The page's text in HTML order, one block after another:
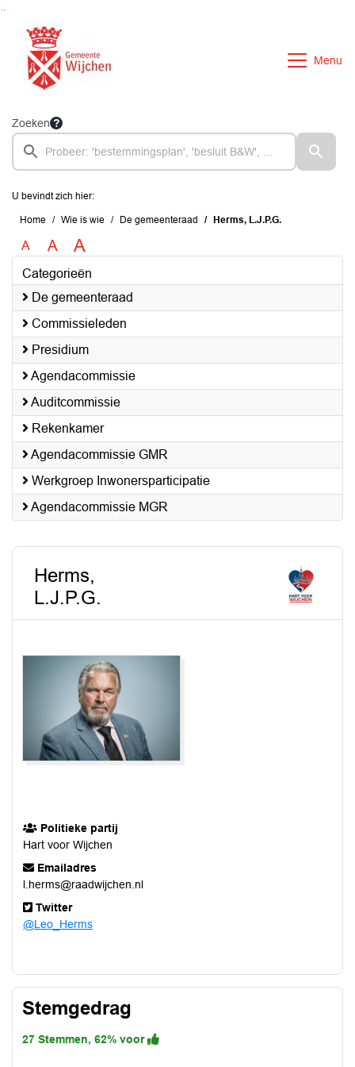
Ga naar de inhoud van deze pagina
Ga naar het zoeken
Ga naar het menu
Menu
Zoeken
U bevindt zich hier:
Home Wie is wie De gemeenteraad Herms, L.J.P.G.
A A A
Categorieën
De gemeenteraad
Commissieleden
Presidium
Agendacommissie
Auditcommissie
Rekenkamer
Agendacommissie GMR
Werkgroep Inwonersparticipatie
Agendacommissie MGR
Herms,
L.J.P.G.
Politieke partij
Hart voor Wijchen
Emailadres
l.herms@raadwijchen.nl
Twitter
@Leo_Herms
Stemgedrag
27 Stemmen, 62% voor